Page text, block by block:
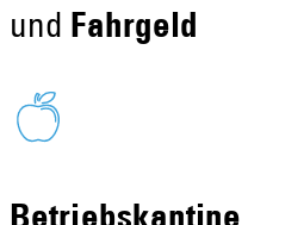
und Fahrgeld